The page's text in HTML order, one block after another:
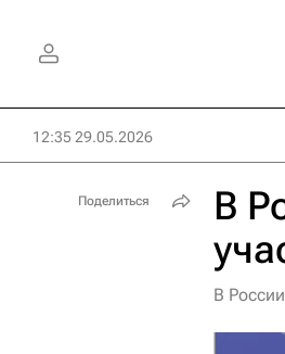
12:35 29.05.2026
В
В
Поделиться